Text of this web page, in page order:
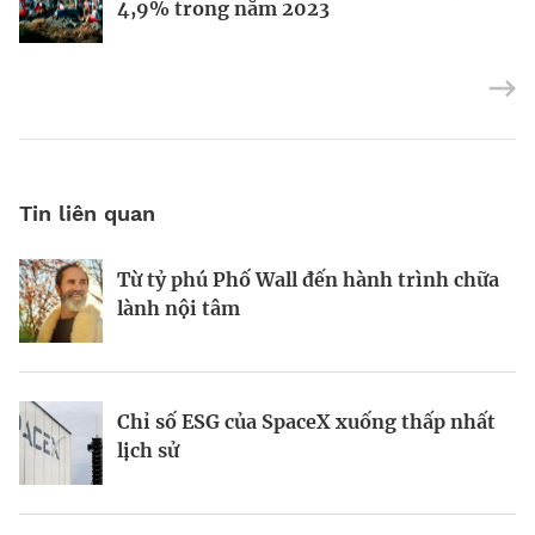
4,9% trong năm 2023
Tin liên quan
Từ tỷ phú Phố Wall đến hành trình chữa
lành nội tâm
Chỉ số ESG của SpaceX xuống thấp nhất
lịch sử
Tầm nhìn AI của Sam Altman
Startup biến nút bịt tai thành “cơn sốt”
220 triệu USD
Tầm nhìn của vị tỷ phú tái định nghĩa
Las Vegas
Kinh Bắc gia nhập lĩnh vực AI với dự án
tỷ đô